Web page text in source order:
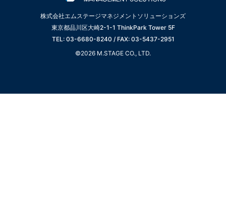
株式会社エムステージマネジメントソリューションズ
東京都品川区大崎2-1-1 ThinkPark Tower 5F
TEL: 03-6680-8240 / FAX: 03-5437-2951
©2026 M.STAGE CO., LTD.